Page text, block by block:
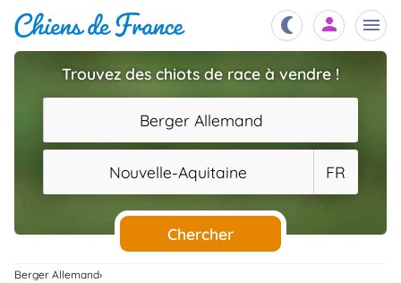
Chiots
Éleveurs
Étalons
Chiens
Trouvez des chiots de race à vendre !
Berger Allemand
Nouvelle-Aquitaine FR
Chercher
Berger Allemand